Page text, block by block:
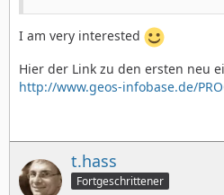
I am very interested
Hier der Link zu den ersten neu
http://www.geos-infobase.de/
t.hass
Fortgeschrittener